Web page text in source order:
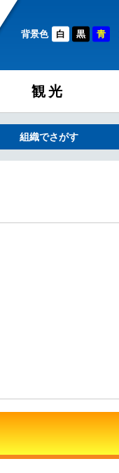
背景色 白 黒 青
観光
組織でさがす